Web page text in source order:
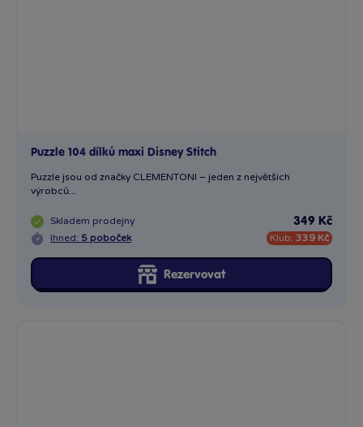
Puzzle 104 dílků maxi Disney Stitch
Puzzle jsou od značky CLEMENTONI – jeden z největších
výrobců...
Skladem prodejny
Ihned: 5 poboček
349 Kč
Klub: 339 Kč
Rezervovat